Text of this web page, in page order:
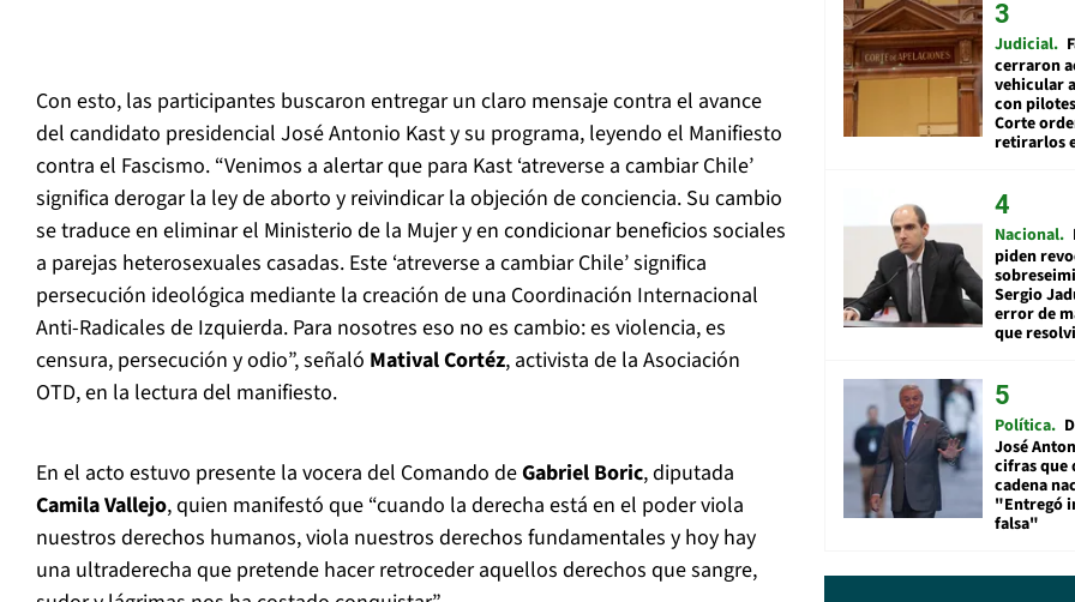
Con esto, las participantes buscaron entregar un claro mensaje contra el avance
del candidato presidencial José Antonio Kast y su programa, leyendo el Manifiesto
contra el Fascismo. “Venimos a alertar que para Kast ‘atreverse a cambiar Chile’
significa derogar la ley de aborto y reivindicar la objeción de conciencia. Su cambio
se traduce en eliminar el Ministerio de la Mujer y en condicionar beneficios sociales
a parejas heterosexuales casadas. Este ‘atreverse a cambiar Chile’ significa
persecución ideológica mediante la creación de una Coordinación Internacional
Anti-Radicales de Izquierda. Para nosotres eso no es cambio: es violencia, es
censura, persecución y odio”, señaló Matival Cortéz, activista de la Asociación
OTD, en la lectura del manifiesto.
En el acto estuvo presente la vocera del Comando deGabriel Boric, diputada
Camila Vallejo, quien manifestó que “cuando la derecha está en el poder viola
nuestros derechos humanos, viola nuestros derechos fundamentales y hoy hay
una ultraderecha que pretende hacer retroceder aquellos derechos que sangre,
Judicial
cerraron
vehicular
con
Corte
retirarlos
Nacional
piden
Sergio
error de
que
Política
José
cifras que
cadena
"Entregó
falsa"